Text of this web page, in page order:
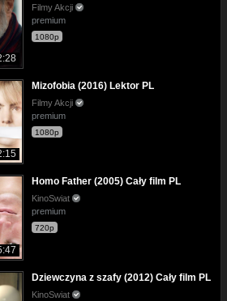
Filmy Akcji
premium
1080p
Mizofobia (2016) Lektor PL
Filmy Akcji
premium
1080p
Homo Father (2005) Cały film PL
KinoSwiat
premium
720p
Dziewczyna z szafy (2012) Cały film PL
KinoSwiat